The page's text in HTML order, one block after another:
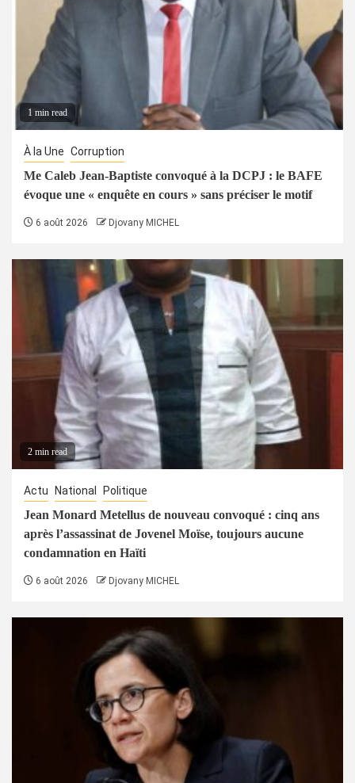
1 min read
À la Une Corruption
Me Caleb Jean-Baptiste convoqué à la DCPJ : le BAFE
évoque une « enquête en cours » sans préciser le motif
6 août 2026 Djovany MICHEL
2 min read
Actu National Politique
Jean Monard Metellus de nouveau convoqué : cinq ans
après l’assassinat de Jovenel Moïse, toujours aucune
condamnation en Haïti
6 août 2026 Djovany MICHEL